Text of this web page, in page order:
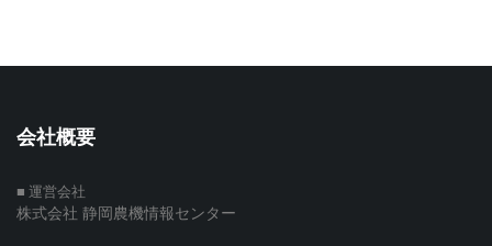
会社概要
■ 運営会社
株式会社 静岡農機情報センター